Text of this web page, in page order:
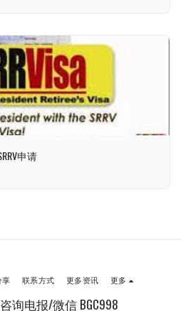
申请
询电报/微信 BGC998
享 联系方式 更多资讯 更多